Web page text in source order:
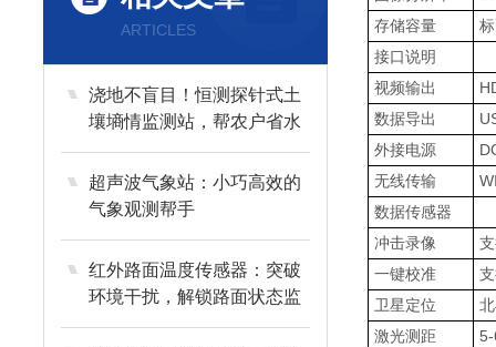
ARTICLES
浇地不盲目！恒测探针式土
壤墒情监测站，帮农户省水
又增产
超声波气象站：小巧高效的
气象观测帮手
红外路面温度传感器：突破
环境干扰，解锁路面状态监
测新方式
存储容量
接口说明
视频输出
数据导出
外接电源
无线传输
数据传感器
冲击录像
一键校准
卫星定位
激光测距